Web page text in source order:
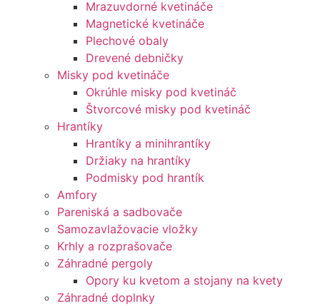
Mrazuvdorné kvetináče
Magnetické kvetináče
Plechové obaly
Drevené debničky
Misky pod kvetináče
Okrúhle misky pod kvetináč
Štvorcové misky pod kvetináč
Hrantíky
Hrantíky a minihrantíky
Držiaky na hrantíky
Podmisky pod hrantík
Amfory
Pareniská a sadbovače
Samozavlažovacie vložky
Krhly a rozprašovače
Záhradné pergoly
Opory ku kvetom a stojany na kvety
Záhradné doplnky